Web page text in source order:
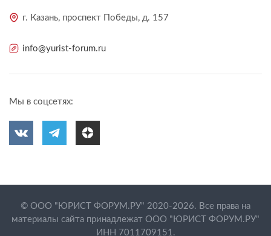
г. Казань, проспект Победы, д. 157
info@yurist-forum.ru
Мы в соцсетях:
© ООО "ЮРИСТ ФОРУМ.РУ" 2020-2026. Все права на
материалы сайта принадлежат ООО "ЮРИСТ ФОРУМ.РУ"
ИНН 7011709151.